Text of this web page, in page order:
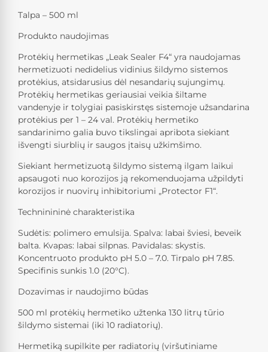
Talpa – 500 ml
Produkto naudojimas
Protėkių hermetikas „Leak Sealer F4“ yra naudojamas
hermetizuoti nedidelius vidinius šildymo sistemos
protėkius, atsidarusius dėl nesandarių sujungimų.
Protėkių hermetikas geriausiai veikia šiltame
vandenyje ir tolygiai pasiskirstęs sistemoje užsandarina
protėkius per 1 – 24 val. Protėkių hermetiko
sandarinimo galia buvo tikslingai apribota siekiant
išvengti siurblių ir saugos įtaisų užkimšimo.
Siekiant hermetizuotą šildymo sistemą ilgam laikui
apsaugoti nuo korozijos ją rekomenduojama užpildyti
korozijos ir nuovirų inhibitoriumi „Protector F1“.
Techninininė charakteristika
Sudėtis: polimero emulsija. Spalva: labai šviesi, beveik
balta. Kvapas: labai silpnas. Pavidalas: skystis.
Koncentruoto produkto pH 5.0 – 7.0. Tirpalo pH 7.85.
Specifinis sunkis 1.0 (20°C).
Dozavimas ir naudojimo būdas
500 ml protėkių hermetiko užtenka 130 litrų tūrio
šildymo sistemai (iki 10 radiatorių).
Hermetiką supilkite per radiatorių (viršutiniame